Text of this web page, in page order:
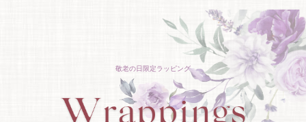
敬老の日限定ラッピング